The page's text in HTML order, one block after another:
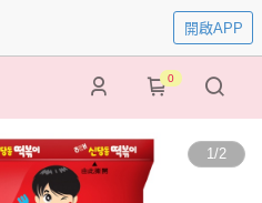
開啟APP
0
1/2